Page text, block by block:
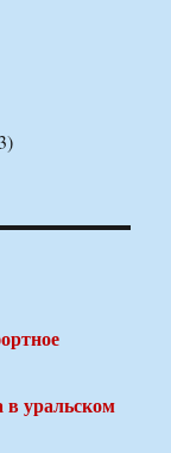
в уральском